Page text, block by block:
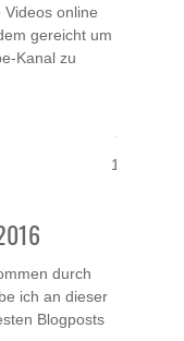
online
gereicht um
Kanal zu
79.044
150.320
durch
ich an dieser
Blogposts